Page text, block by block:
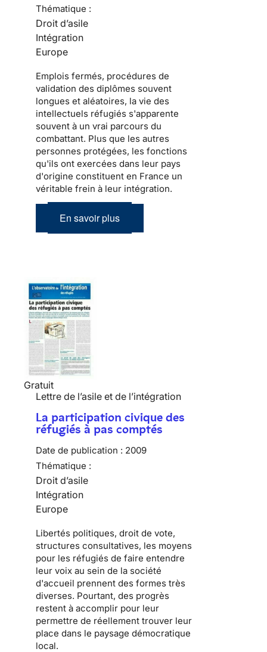
Thématique :
Droit d’asile
Intégration
Europe
Emplois fermés, procédures de
validation des diplômes souvent
longues et aléatoires, la vie des
intellectuels réfugiés s'apparente
souvent à un vrai parcours du
combattant. Plus que les autres
personnes protégées, les fonctions
qu'ils ont exercées dans leur pays
d'origine constituent en France un
véritable frein à leur intégration.
En savoir plus
Gratuit
Lettre de l’asile et de l’intégration
La participation civique des
réfugiés à pas comptés
Date de publication : 2009
Thématique :
Droit d’asile
Intégration
Europe
Libertés politiques, droit de vote,
structures consultatives, les moyens
pour les réfugiés de faire entendre
leur voix au sein de la société
d'accueil prennent des formes très
diverses. Pourtant, des progrès
restent à accomplir pour leur
permettre de réellement trouver leur
place dans le paysage démocratique
local.